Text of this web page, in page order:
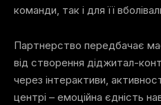
команди, так і для її
Партнерство передбачає
від створення діджитал-
через інтерактиви,
центрі – емоційна єдність